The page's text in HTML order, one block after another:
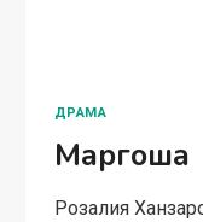
ДРАМА
Маргоша
Розалия